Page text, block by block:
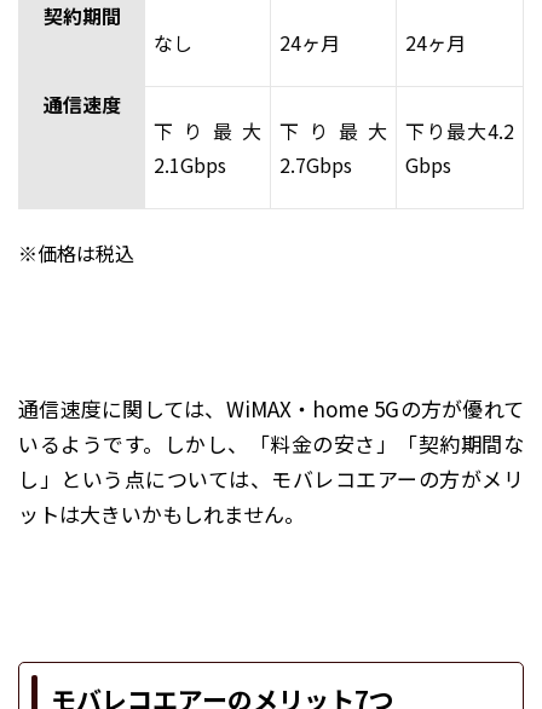
契約期間
なし
24ヶ月 24ヶ月
通信速度
下り最大
2.1Gbps
下り最大
2.7Gbps
下り最大4.2
Gbps
※価格は税込
通信速度に関しては、WiMAX・home 5Gの方が優れて
いるようです。しかし、「料金の安さ」「契約期間な
し」という点については、モバレコエアーの方がメリ
ットは大きいかもしれません。
モバレコエアーのメリット7つ